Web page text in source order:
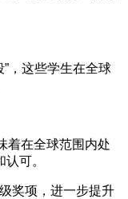
，这些学生在全球
着在全球范围内处
可。
奖项，进一步提升